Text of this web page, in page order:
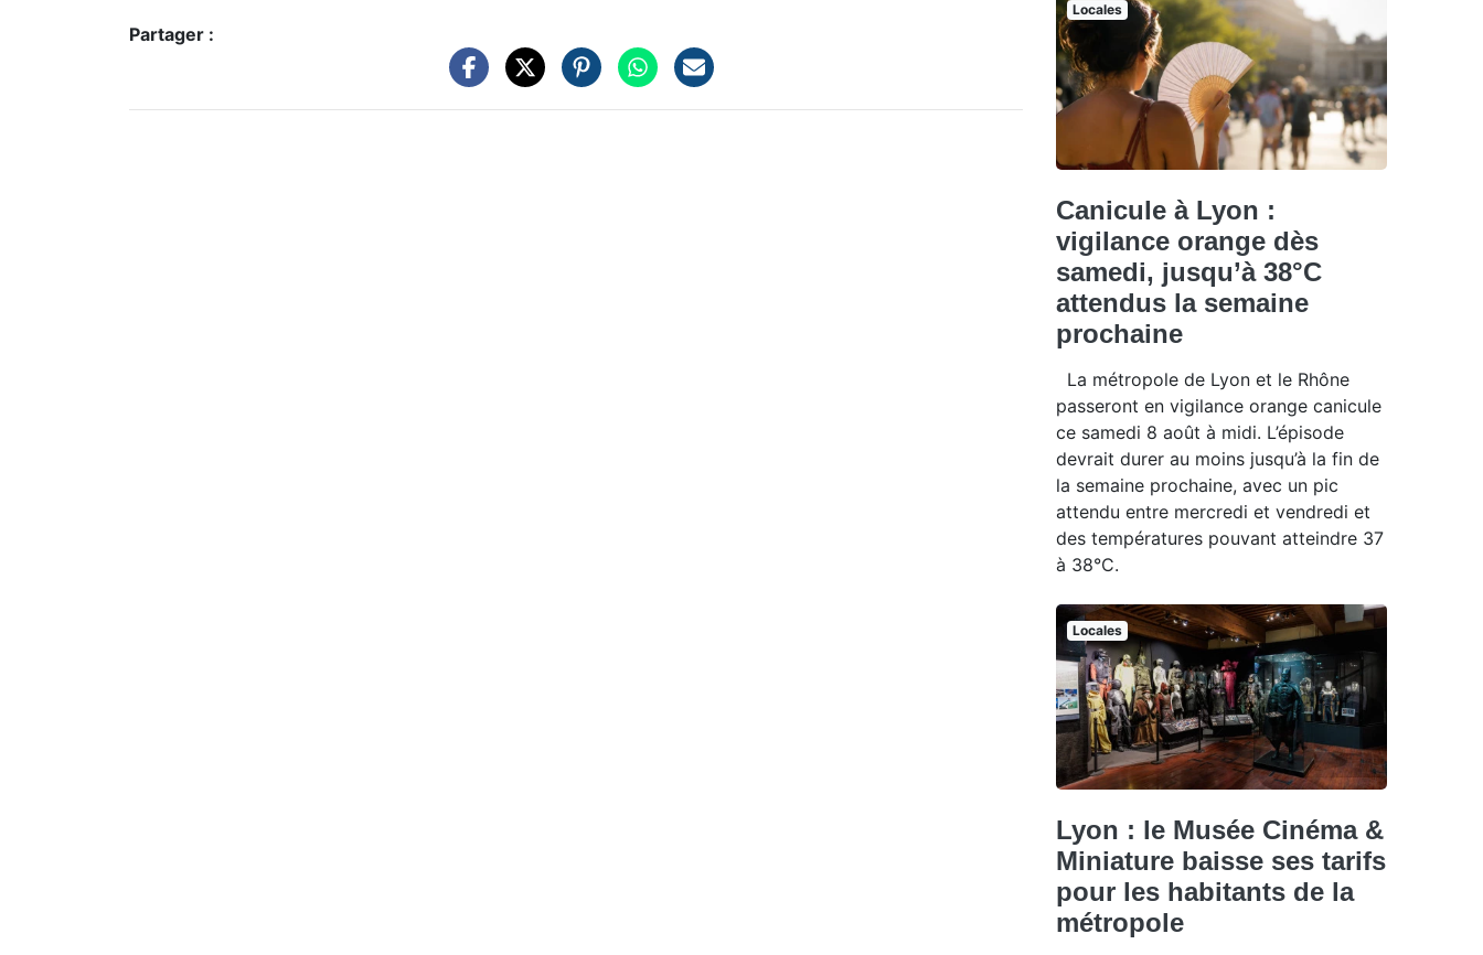
Partager :
Locales
Canicule à Lyon :
vigilance orange dès
samedi, jusqu’à 38°C
attendus la semaine
prochaine
La métropole de Lyon et le Rhône
passeront en vigilance orange canicule
ce samedi 8 août à midi. L’épisode
devrait durer au moins jusqu’à la fin de
la semaine prochaine, avec un pic
attendu entre mercredi et vendredi et
des températures pouvant atteindre 37
à 38°C.
Locales
Lyon : le Musée Cinéma &
Miniature baisse ses tarifs
pour les habitants de la
métropole